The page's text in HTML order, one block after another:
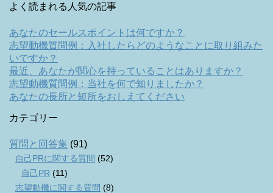
よく読まれる人気の記事
あなたのセールスポイントは何ですか？
志望動機質問例：入社したらどのようなことに取り組みた
いですか？
最近、あなたが関心を持っていることはありますか？
志望動機質問例：当社を何で知りましたか？
あなたの長所と短所をおしえてください
カテゴリー
質問と回答集 (91)
自己PRに関する質問 (52)
自己PR (11)
志望動機に関する質問 (8)